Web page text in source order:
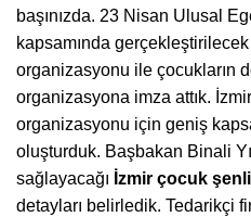
başınızda. 23 Nisan Ulusal
kapsamında
organizasyonu ile çocukların
organizasyona imza attık.
organizasyonu için geniş
oluşturduk. Başbakan Binali
sağlayacağı İzmir çocuk
detayları belirledik. Tedarikçi